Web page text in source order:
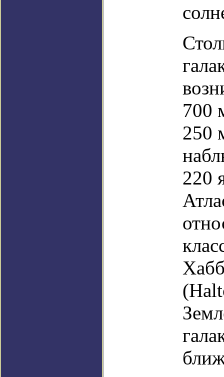
700
250
220